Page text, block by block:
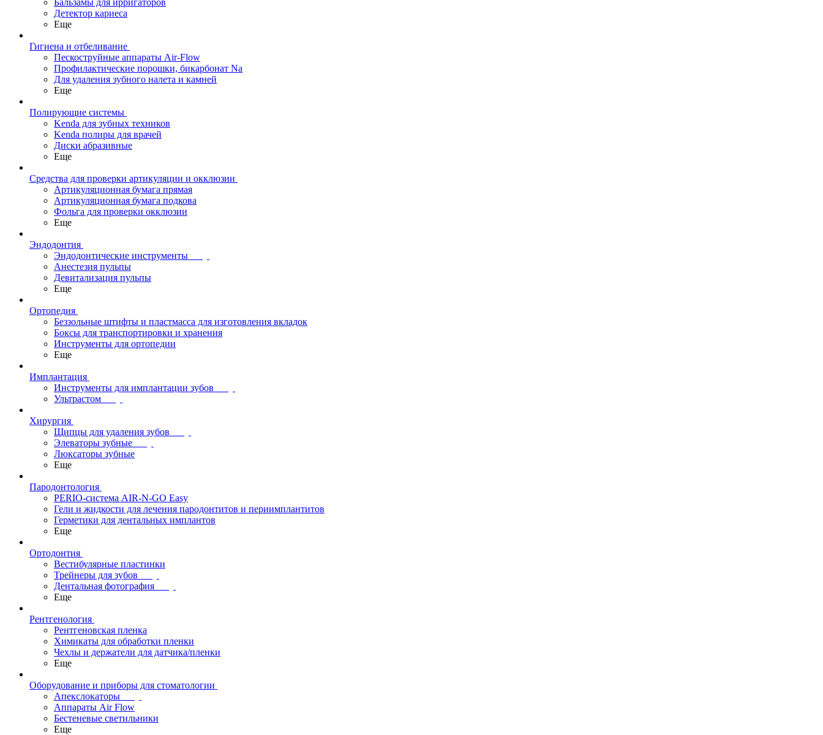
Бальзамы для ирригаторов
Детектор кариеса
Еще
Гигиена и отбеливание
Пескоструйные аппараты Air-Flow
Профилактические порошки, бикарбонат Na
Для удаления зубного налета и камней
Еще
Полирующие системы
Kenda для зубных техников
Kenda полиры для врачей
Диски абразивные
Еще
Средства для проверки артикуляции и окклюзии
Артикуляционная бумага прямая
Артикуляционная бумага подкова
Фольга для проверки окклюзии
Еще
Эндодонтия
Эндодонтические инструменты
Анестезия пульпы
Девитализация пульпы
Еще
Ортопедия
Беззольные штифты и пластмасса для изготовления вкладок
Боксы для транспортировки и хранения
Инструменты для ортопедии
Еще
Имплантация
Инструменты для имплантации зубов
Ультрастом
Хирургия
Щипцы для удаления зубов
Элеваторы зубные
Люксаторы зубные
Еще
Пародонтология
PERIO-система AIR-N-GO Easy
Гели и жидкости для лечения пародонтитов и периимплантитов
Герметики для дентальных имплантов
Еще
Ортодонтия
Вестибулярные пластинки
Трейнеры для зубов
Дентальная фотография
Еще
Рентгенология
Рентгеновская пленка
Химикаты для обработки пленки
Чехлы и держатели для датчика/пленки
Еще
Оборудование и приборы для стоматологии
Апекслокаторы
Аппараты Air Flow
Бестеневые светильники
Еще